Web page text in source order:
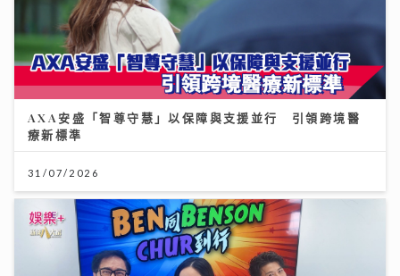
AXA安盛「智尊守慧」以保障與支援並行 引領跨境醫
療新標準
31/07/2026